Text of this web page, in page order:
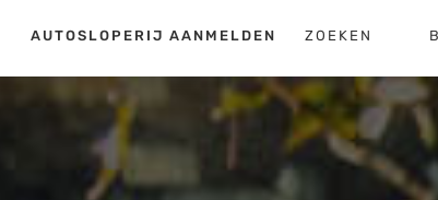
AUTOSLOPERIJ AANMELDEN ZOEKEN